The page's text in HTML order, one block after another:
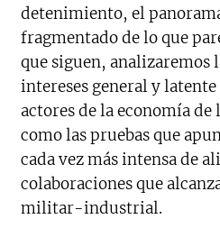
detenimiento, el
fragmentado de lo que
que siguen, analizaremos
intereses general y
actores de la economía
como las pruebas que
cada vez más intensa de
colaboraciones que
militar-industrial.